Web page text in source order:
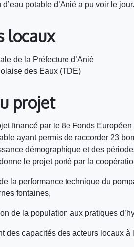
potable d’Anié a pu voir le jour.
locaux
de la Préfecture d’Anié
des Eaux (TDE)
projet
financé par le 8e Fonds
ayant permis de raccorder 23
démographique et des
le projet porté par la
performance technique du
fontaines,
la population aux pratiques
capacités des acteurs locaux à